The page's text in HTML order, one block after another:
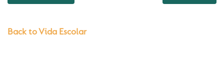
Back to Vida Escolar